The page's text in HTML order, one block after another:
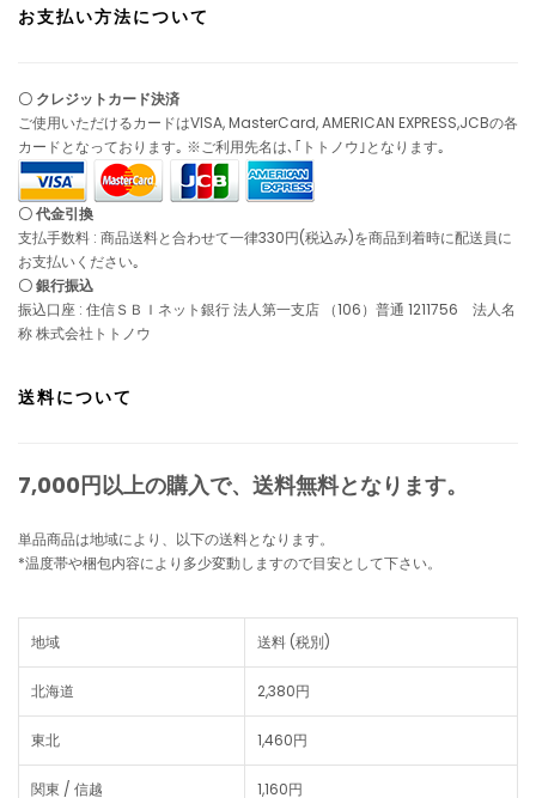
お支払い方法について
〇 クレジットカード決済
ご使用いただけるカードはVISA, MasterCard, AMERICAN EXPRESS,JCBの各
カードとなっております｡ ※ご利用先名は､｢トトノウ｣となります｡
〇 代金引換
支払手数料 : 商品送料と合わせて一律330円(税込み)を商品到着時に配送員に
お支払いください｡
〇 銀行振込
振込口座 : 住信ＳＢＩネット銀行 法人第一支店 （106）普通 1211756 法人名
称 株式会社トトノウ
送料について
7,000円以上の購入で、 送料無料となります。
単品商品は地域により、以下の送料となります。
*温度帯や梱包内容により多少変動しますので目安として下さい。
地域 送料 (税別)
北海道 2,380円
東北 1,460円
関東 / 信越 1,160円